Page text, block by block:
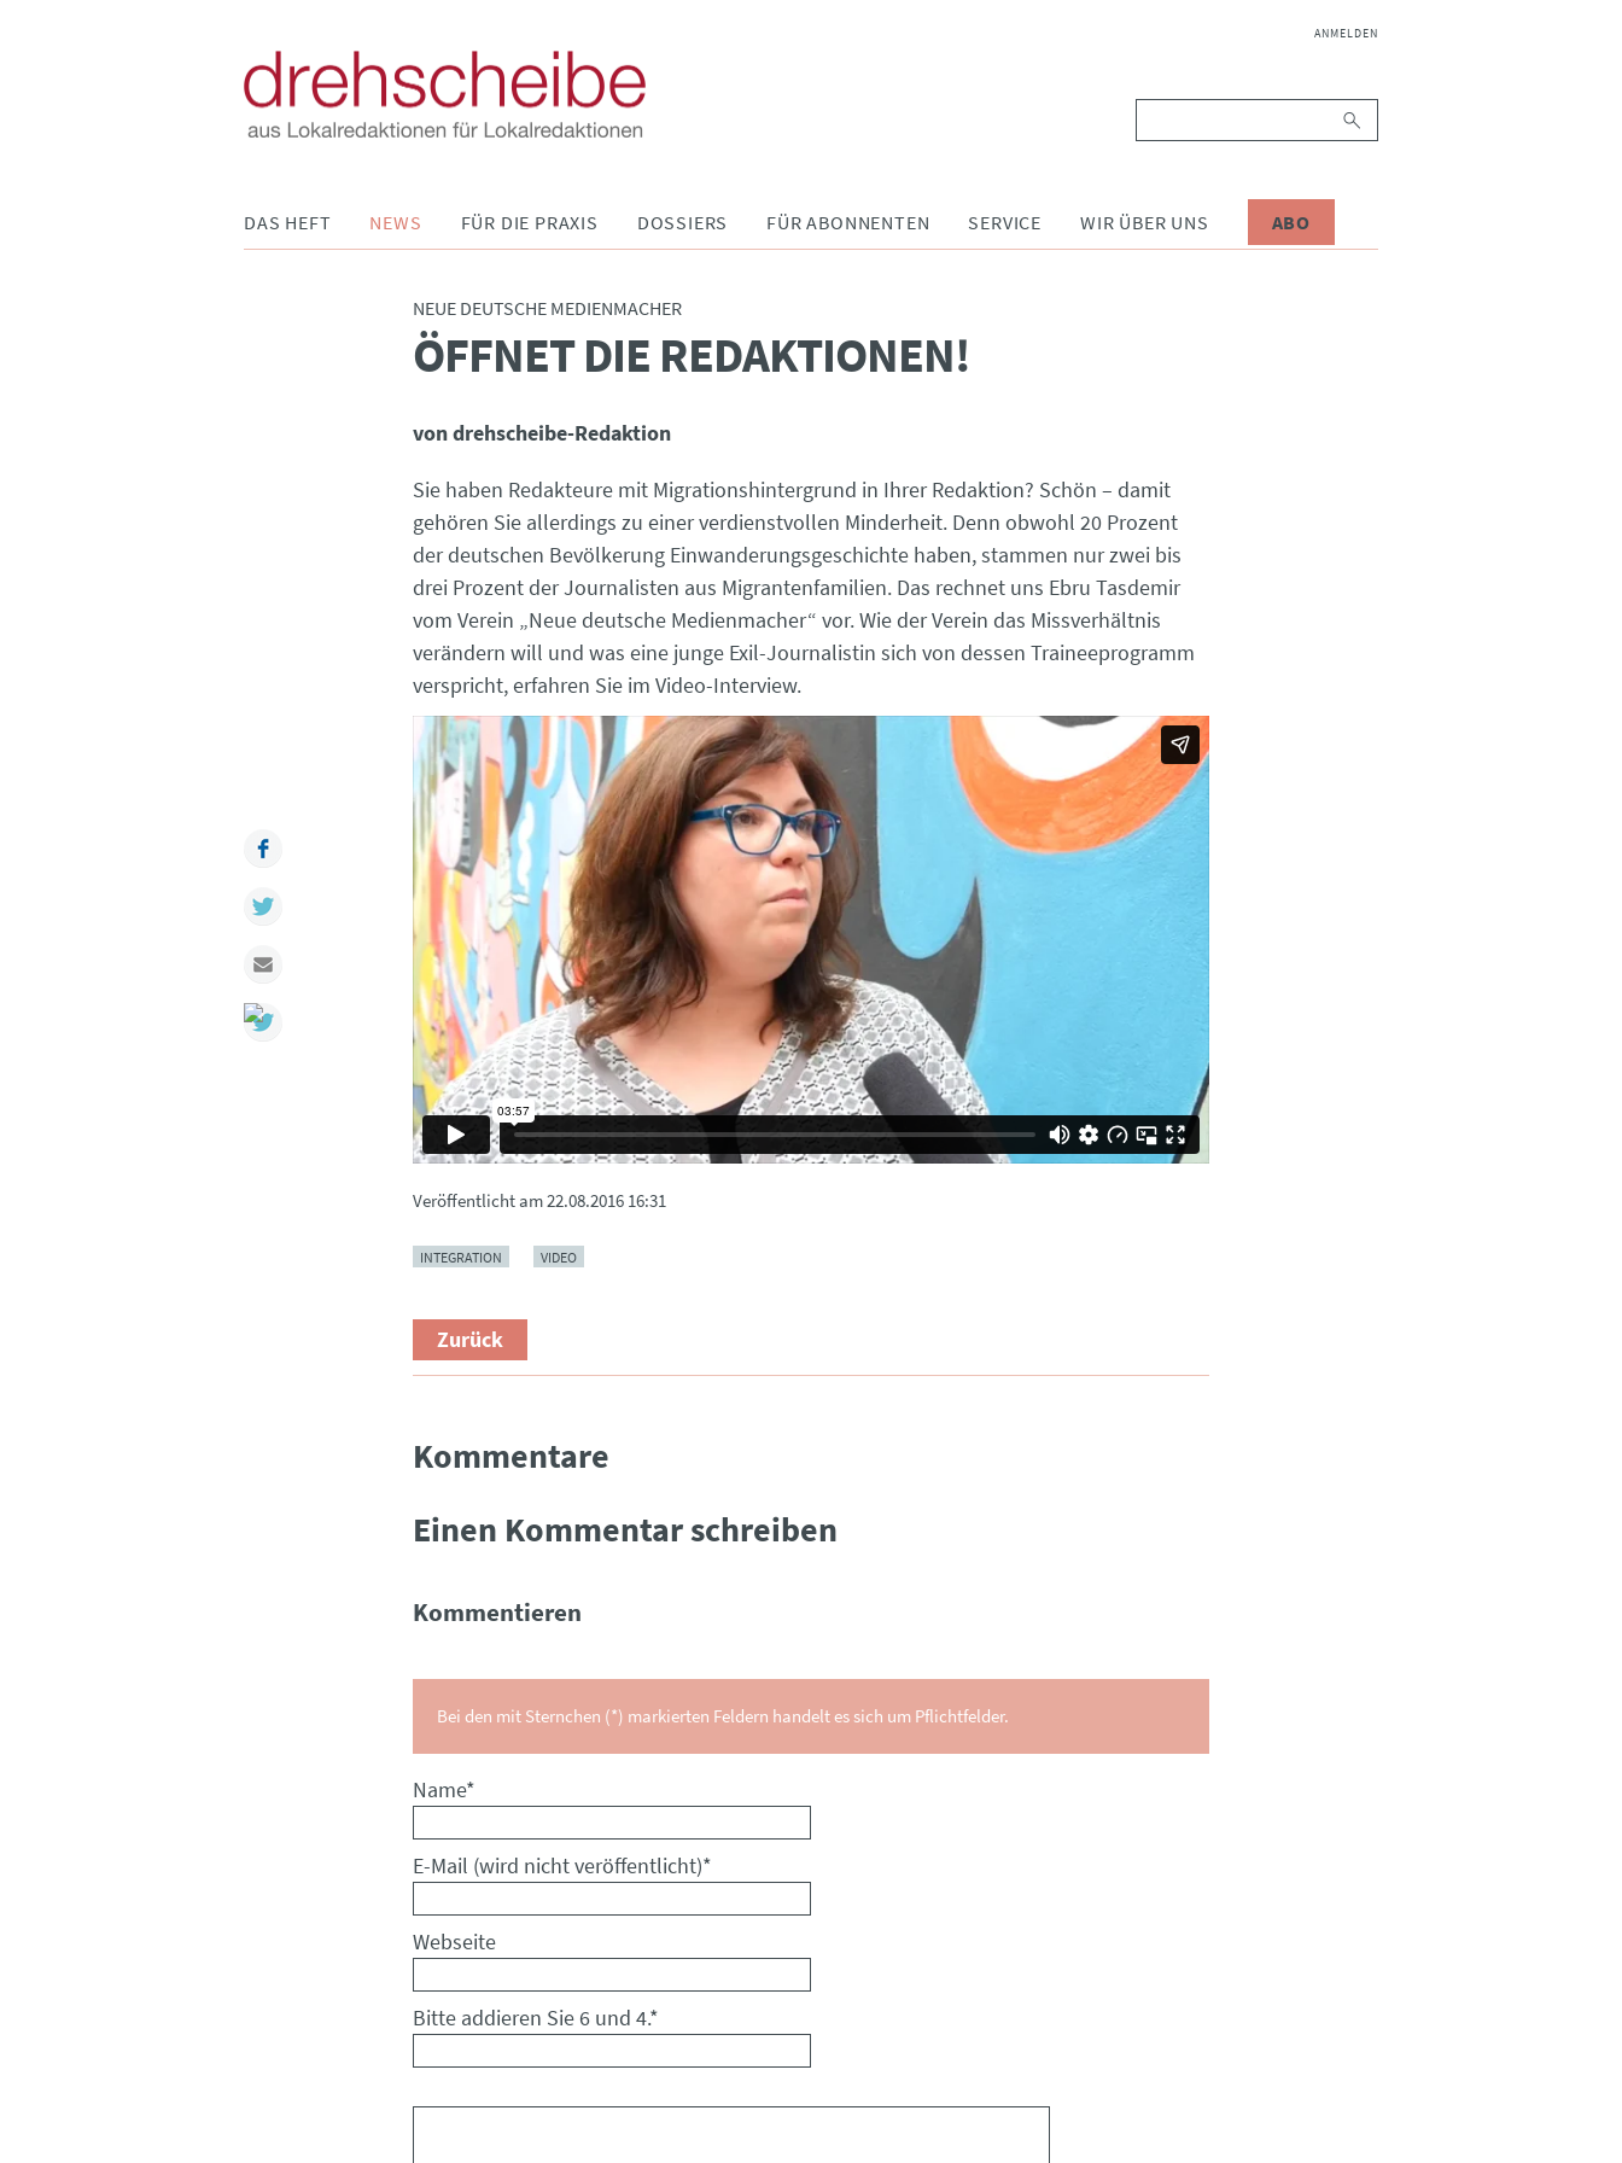
NAVIGATION
ANMELDEN
DAS HEFT NEWS FÜR DIE PRAXIS DOSSIERS FÜR ABONNENTEN SERVICE WIR ÜBER UNS ABO
NEUE DEUTSCHE MEDIENMACHER
ÖFFNET DIE REDAKTIONEN!
von drehscheibe-Redaktion
Sie haben Redakteure mit Migrationshintergrund in Ihrer Redaktion? Schön – damit
gehören Sie allerdings zu einer verdienstvollen Minderheit. Denn obwohl 20 Prozent
der deutschen Bevölkerung Einwanderungsgeschichte haben, stammen nur zwei bis
drei Prozent der Journalisten aus Migrantenfamilien. Das rechnet uns Ebru Tasdemir
vom Verein „Neue deutsche Medienmacher“ vor. Wie der Verein das Missverhältnis
verändern will und was eine junge Exil-Journalistin sich von dessen Traineeprogramm
verspricht, erfahren Sie im Video-Interview.
Veröffentlicht am22.08.2016 16:31
INTEGRATION VIDEO
Zurück
Kommentare
Einen Kommentar schreiben
Kommentieren
Bei den mit Sternchen (*) markierten Feldern handelt es sich um Pflichtfelder.
Pflichtfeld
Name*
Pflichtfeld
E-Mail (wird nicht veröffentlicht)*
Webseite
Bitte addieren Sie 6 und 4.*